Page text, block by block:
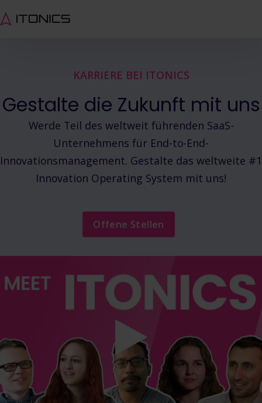
KARRIERE BEI ITONICS
Gestalte die Zukunft mit uns
Werde Teil des weltweit führenden SaaS-
Unternehmens für End-to-End-
Innovationsmanagement. Gestalte das weltweite #1
Innovation Operating System mit uns!
Offene Stellen